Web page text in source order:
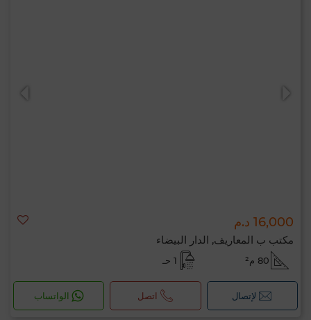
16,000 د.م
مكتب ب المعاريف, الدار البيضاء
80 م² 1 حـ
لإتصال اتصل الواتساب